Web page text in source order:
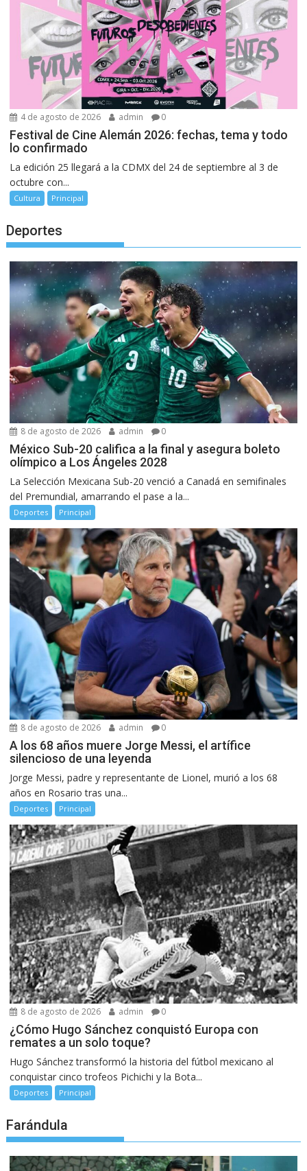
4 de agosto de 2026 admin 0
Festival de Cine Alemán 2026: fechas, tema y todo
lo confirmado
La edición 25 llegará a la CDMX del 24 de septiembre al 3 de
octubre con...
Cultura Principal
Deportes
8 de agosto de 2026 admin 0
México Sub-20 califica a la final y asegura boleto
olímpico a Los Ángeles 2028
La Selección Mexicana Sub-20 venció a Canadá en semifinales
del Premundial, amarrando el pase a la...
Deportes Principal
8 de agosto de 2026 admin 0
A los 68 años muere Jorge Messi, el artífice
silencioso de una leyenda
Jorge Messi, padre y representante de Lionel, murió a los 68
años en Rosario tras una...
Deportes Principal
8 de agosto de 2026 admin 0
¿Cómo Hugo Sánchez conquistó Europa con
remates a un solo toque?
Hugo Sánchez transformó la historia del fútbol mexicano al
conquistar cinco trofeos Pichichi y la Bota...
Deportes Principal
Farándula